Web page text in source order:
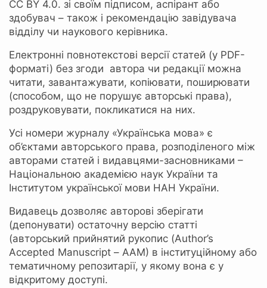
СС ВY 4.0. зі своїм підписом, аспірант або
здобувач – також і рекомендацію завідувача
відділу чи наукового керівника.
Електронні повнотекстові версії статей (у PDF-
форматі) без згоди автора чи редакції можна
читати, завантажувати, копіювати, поширювати
(способом, що не порушує авторські права),
роздруковувати, покликатися на них.
Усі номери журналу «Українська мова» є
об’єктами авторського права, розподіленого між
авторами статей і видавцями-засновниками –
Національною академією наук України та
Інститутом української мови НАН України.
Видавець дозволяє авторові зберігати
(депонувати) остаточну версію статті
(авторський прийнятий рукопис (Author’s
Accepted Manuscript – ААМ) в інституційному або
тематичному репозитарії, у якому вона є у
відкритому доступі.